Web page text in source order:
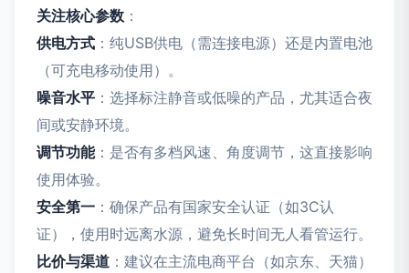
关注核心参数 ：
供电方式 ：纯USB供电（需连接电源）还是内置电池
（可充电移动使用）。
噪音水平 ：选择标注静音或低噪的产品，尤其适合夜
间或安静环境。
调节功能：是否有多档风速、角度调节，这直接影响
使用体验。
安全第一 ：确保产品有国家安全认证（如3C认
证），使用时远离水源，避免长时间无人看管运行。
比价与渠道 ：建议在主流电商平台（如京东、天猫）